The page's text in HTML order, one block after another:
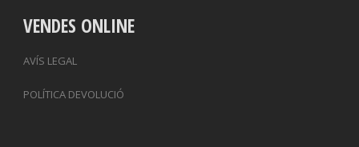
VENDES ONLINE
AVÍS LEGAL
POLÍTICA DEVOLUCIÓ